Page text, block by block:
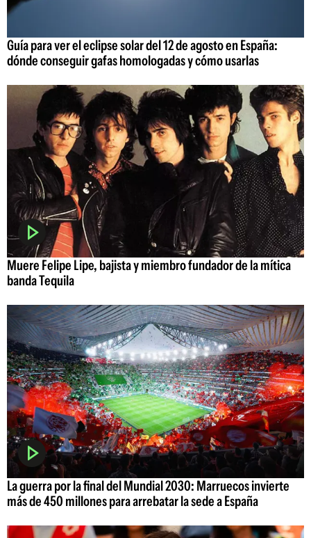
Guía para ver el eclipse solar del 12 de agosto en España:
dónde conseguir gafas homologadas y cómo usarlas
Muere Felipe Lipe, bajista y miembro fundador de la mítica
banda Tequila
La guerra por la final del Mundial 2030: Marruecos invierte
más de 450 millones para arrebatar la sede a España